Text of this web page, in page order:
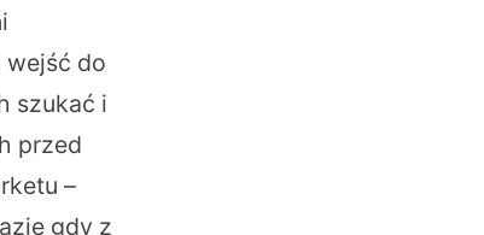
wejść do
szukać i
przed
–
gdy z